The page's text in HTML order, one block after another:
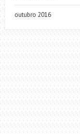
outubro 2016